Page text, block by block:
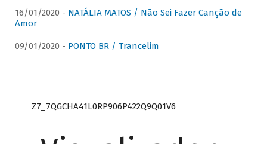
16/01/2020 - NATÁLIA MATOS / Não Sei Fazer Canção de
Amor
09/01/2020 - PONTO BR / Trancelim
Z7_7QGCHA41L0RP906P422Q9Q01V6